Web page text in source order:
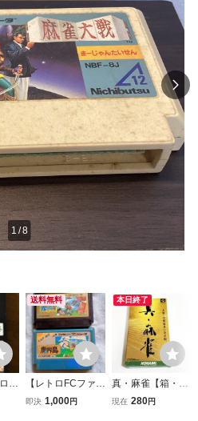
1/8
麻
送料無料
【レトロFCファミ
コンソフト】カプ
即決 1,000円
本日終了
真・麻雀【箱・説
明書付き】♪動作
現在 280円